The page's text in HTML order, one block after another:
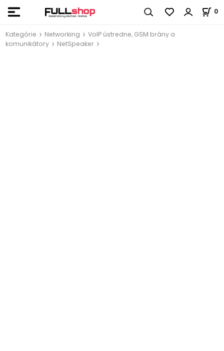
0
Kategórie Networking
VoIP ústredne, GSM brány a
komunikátory
NetSpeaker